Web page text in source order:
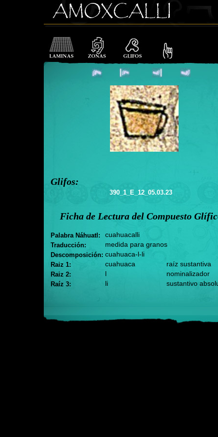
Glifos:
390_1_E_12_05.03.23
Ficha de Lectura del Compuesto
Palabra Náhuatl: cuahuacalli
Traducción: medida para granos
Descomposición: cuahuaca-l-li
Raiz 1: cuahuaca raíz sustantiva
Raiz 2: l nominalizador
Raíz 3: li sustantivo